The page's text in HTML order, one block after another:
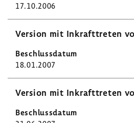
17.10.2006
Version mit Inkraft­treten
18.01.2007
Version mit Inkraft­treten